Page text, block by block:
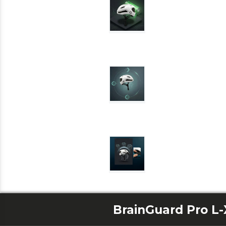
BrainGuard Pro L-